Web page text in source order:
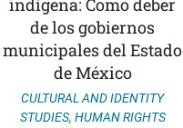
indígena: Como deber
de los gobiernos
municipales del Estado
de México
CULTURAL AND IDENTITY
STUDIES, HUMAN RIGHTS